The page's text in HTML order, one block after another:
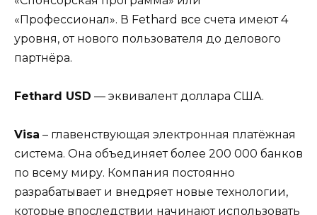
«Профессионал». В Fethard все счета имеют 4
уровня, от нового пользователя до делового
партнёра.
Fethard USD — эквивалент доллара США.
Visa – главенствующая электронная платёжная
система. Она объединяет более 200 000 банков
по всему миру. Компания постоянно
разрабатывает и внедряет новые технологии,
которые впоследствии начинают использовать